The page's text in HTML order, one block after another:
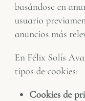
basándose en
usuario
anuncios más
En Félix Solís
tipos de cookies:
Cookies de